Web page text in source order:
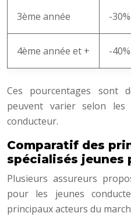
3ème année -
4ème année et + -
Ces pourcentages sont
peuvent varier selon
conducteur.
Comparatif des
spécialisés jeunes
Plusieurs assureurs
pour les jeunes
principaux acteurs du